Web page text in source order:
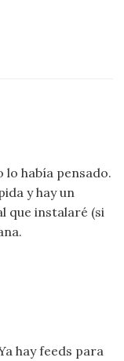
había pensado.
y hay un
que instalaré (si
hay feeds para